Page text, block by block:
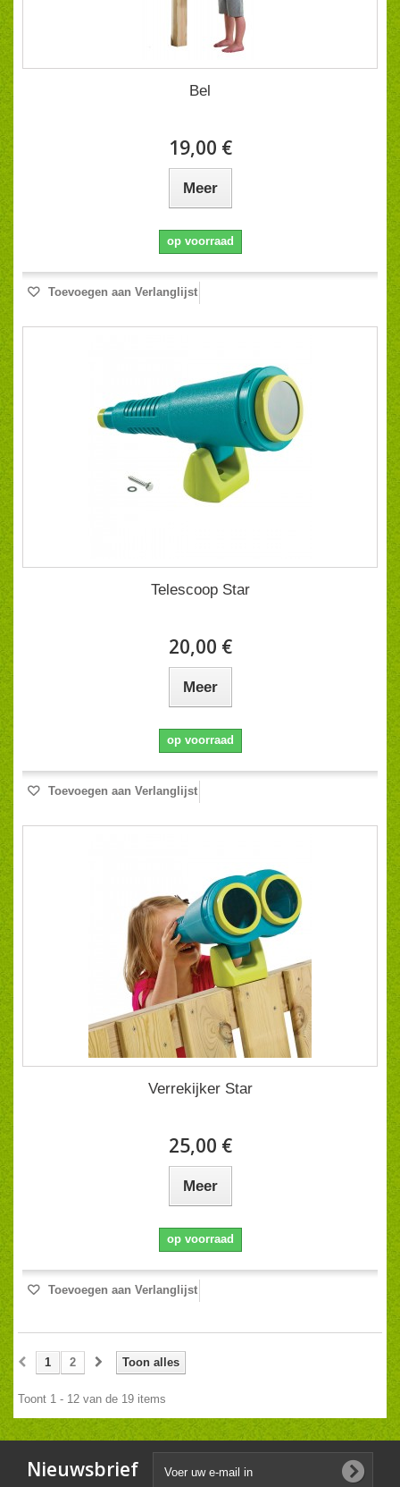
Bel
19,00 €
Meer
op voorraad
Toevoegen aan Verlanglijst
Telescoop Star
20,00 €
Meer
op voorraad
Toevoegen aan Verlanglijst
Verrekijker Star
25,00 €
Meer
op voorraad
Toevoegen aan Verlanglijst
Toon alles
1 2
Toont 1 - 12 van de 19 items
Nieuwsbrief